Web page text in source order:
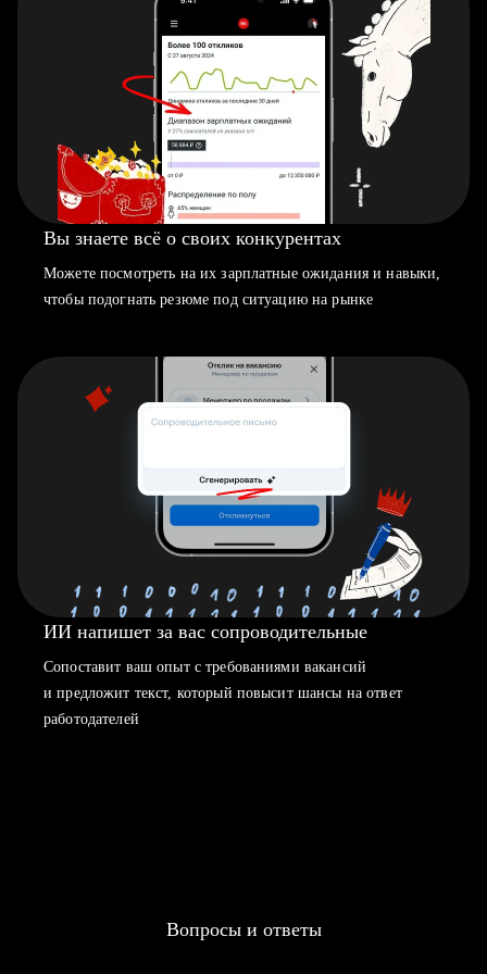
Вы знаете всё о своих конкурентах
Можете посмотреть на их зарплатные ожидания и навыки,
чтобы подогнать резюме под ситуацию на рынке
ИИ напишет за вас сопроводительные
Сопоставит ваш опыт с требованиями вакансий
и предложит текст, который повысит шансы на ответ
работодателей
Вопросы и ответы